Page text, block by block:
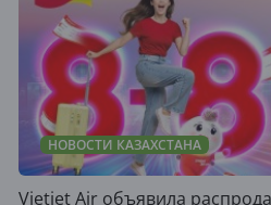
НОВОСТИ КАЗАХСТАНА
Vietjet Air объявила